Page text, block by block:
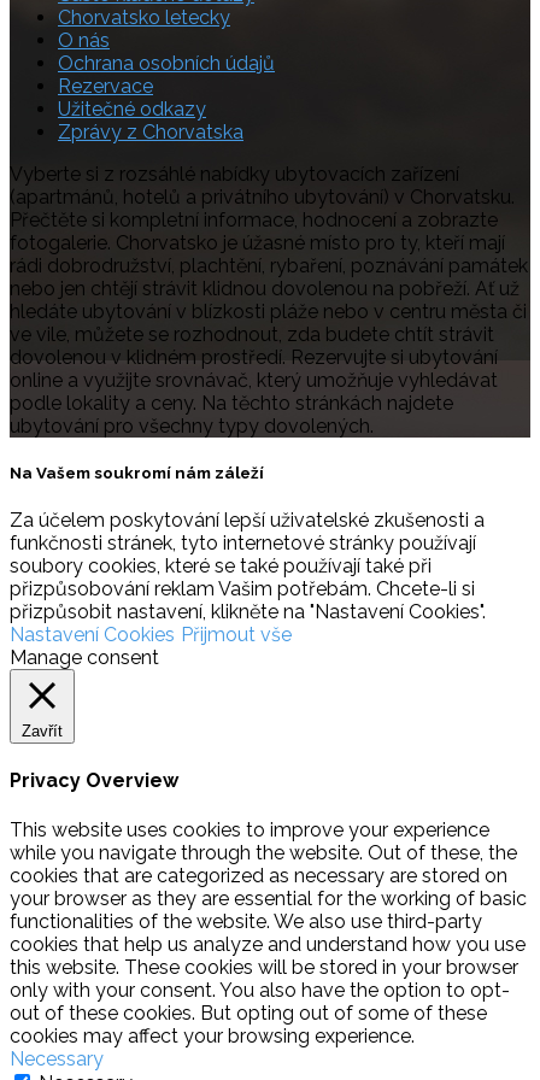
Chorvatsko letecky
O nás
Ochrana osobních údajů
Rezervace
Užitečné odkazy
Zprávy z Chorvatska
Vyberte si z rozsáhlé nabídky ubytovacích zařízení
(apartmánů, hotelů a privátního ubytování) v Chorvatsku.
Přečtěte si kompletní informace, hodnocení a zobrazte
fotogalerie. Chorvatsko je úžasné místo pro ty, kteří mají
rádi dobrodružství, plachtění, rybaření, poznávání památek
nebo jen chtějí strávit klidnou dovolenou na pobřeží. Ať už
hledáte ubytování v blízkosti pláže nebo v centru města či
ve vile, můžete se rozhodnout, zda budete chtít strávit
dovolenou v klidném prostředí. Rezervujte si ubytování
online a využijte srovnávač, který umožňuje vyhledávat
podle lokality a ceny. Na těchto stránkách najdete
ubytování pro všechny typy dovolených.
Na Vašem soukromí nám záleží
Za účelem poskytování lepší uživatelské zkušenosti a
funkčnosti stránek, tyto internetové stránky používají
soubory cookies, které se také používají také při
přizpůsobování reklam Vašim potřebám. Chcete-li si
přizpůsobit nastavení, klikněte na "Nastavení Cookies".
Nastavení Cookies Přijmout vše
Manage consent
Zavřít
Privacy Overview
This website uses cookies to improve your experience
while you navigate through the website. Out of these, the
cookies that are categorized as necessary are stored on
your browser as they are essential for the working of basic
functionalities of the website. We also use third-party
cookies that help us analyze and understand how you use
this website. These cookies will be stored in your browser
only with your consent. You also have the option to opt-
out of these cookies. But opting out of some of these
cookies may affect your browsing experience.
Necessary